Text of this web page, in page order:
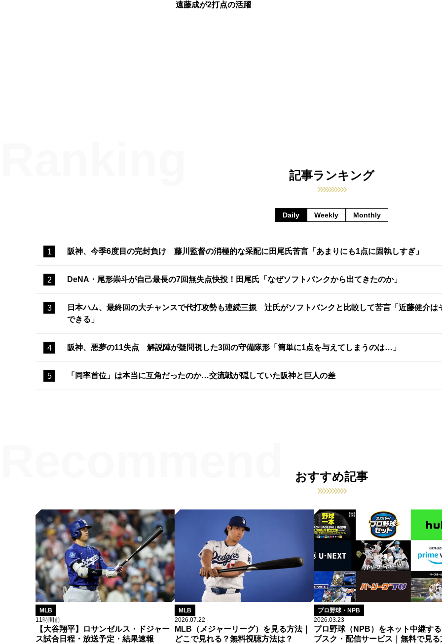
遠藤成が2打点の活躍
記事ランキング
Daily Weekly Monthly
阪神、今季6度目の完封負け 藤川監督の消極的な采配に田尾氏苦言「あまりにも1点に固執しすぎ」
DeNA・尾形崇斗が自己最長の7回無失点快投！田尾氏「なぜソフトバンクから出てきたのか」
日本ハム、最終回の大チャンスで代打攻勢も連続三振 辻氏がソフトバンクと比較して苦言「近藤健介
できる」
阪神、悪夢の11失点 解説陣が疑問視した3回の守備隊形「簡単に1点を与えてしまうのは…」
「同率首位」は本当に互角だったのか…交流戦が隠していた阪神と巨人の差
おすすめ記事
MLB
11時間前
【大谷翔平】ロサンゼルス・ドジャー
ス試合日程・放送予定・結果速報
MLB
2026.07.22
MLB（メジャーリーグ）を見る方法｜
どこで見れる？無料視聴方法は？
プロ野球・NPB
2026.03.23
プロ野球（NPB）をネット中継す
ブスク・配信サービス｜無料で見る